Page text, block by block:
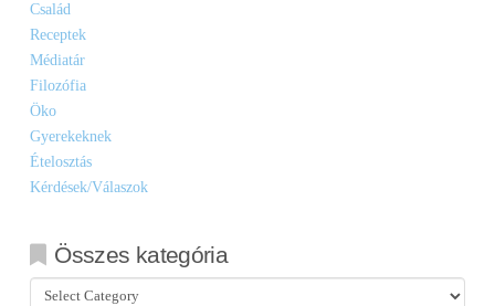
Család
Receptek
Médiatár
Filozófia
Öko
Gyerekeknek
Ételosztás
Kérdések/Válaszok
Összes kategória
Összes